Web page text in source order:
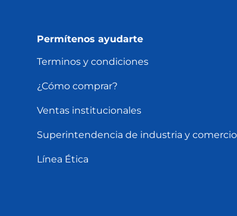
Permítenos ayudarte
Terminos y condiciones
¿Cómo comprar?
Ventas institucionales
Superintendencia de industria y comercio
Línea Ética